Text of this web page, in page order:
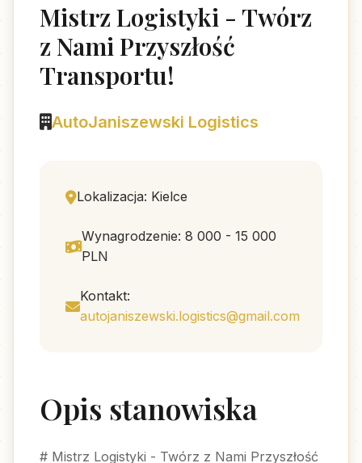
Mistrz Logistyki - Twórz
z Nami Przyszłość
Transportu!
AutoJaniszewski Logistics
Lokalizacja: Kielce
Wynagrodzenie: 8 000 - 15 000
PLN
Kontakt:
autojaniszewski.logistics@gmail.com
Opis stanowiska
# Mistrz Logistyki - Twórz z Nami Przyszłość